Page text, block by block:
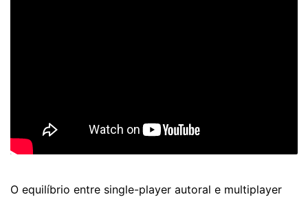
O equilíbrio entre single-player autoral e multiplayer